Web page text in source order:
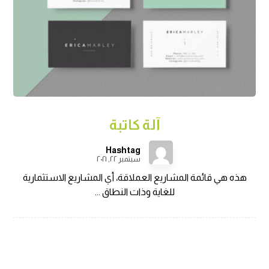
آلة كاتبة
Hashtag
سبتمبر ٢٢, ٢٠٢١
هذه هي قائمة المشاريع العملاقة، أي المشاريع الاستثمارية
للغاية وذات النطاق ...